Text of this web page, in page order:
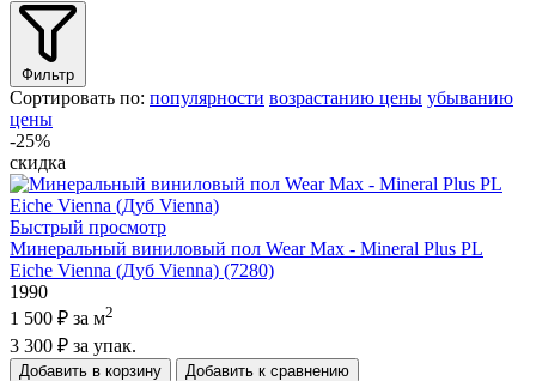
Фильтр
Сортировать по: популярности возрастанию цены убыванию
цены
-25%
скидка
Быстрый просмотр
Минеральный виниловый пол Wear Max - Mineral Plus PL
Eiche Vienna (Дуб Vienna) (7280)
1990
1 500 ₽ за м2
3 300 ₽ за упак.
Добавить в корзину Добавить к сравнению